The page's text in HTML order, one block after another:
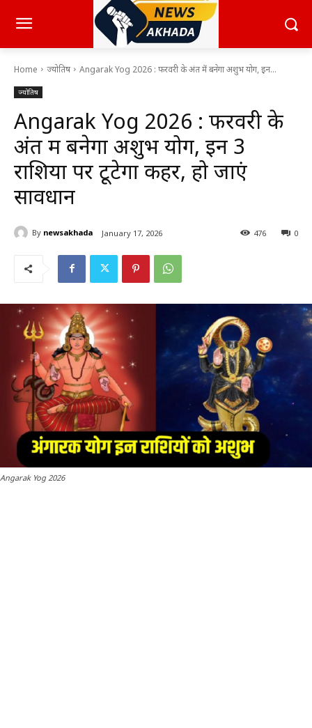
Home ज्योतिष Angarak Yog 2026 : फरवरी के अंत में बनेगा अशुभ योग, इन...
ज्योतिष
Angarak Yog 2026 : फरवरी के
अंत में बनेगा अशुभ योग, इन 3
राशियों पर टूटेगा कहर, हो जाएं
सावधान
By newsakhada January 17, 2026 0
476
Angarak Yog 2026